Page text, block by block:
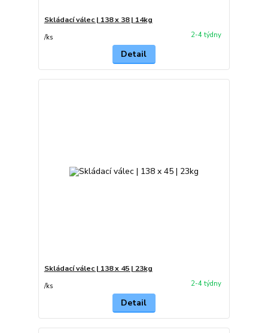
Skládací válec | 138 x 38 | 14kg
/ks 2-4 týdny
Detail
Skládací válec | 138 x 45 | 23kg
/ks 2-4 týdny
Detail